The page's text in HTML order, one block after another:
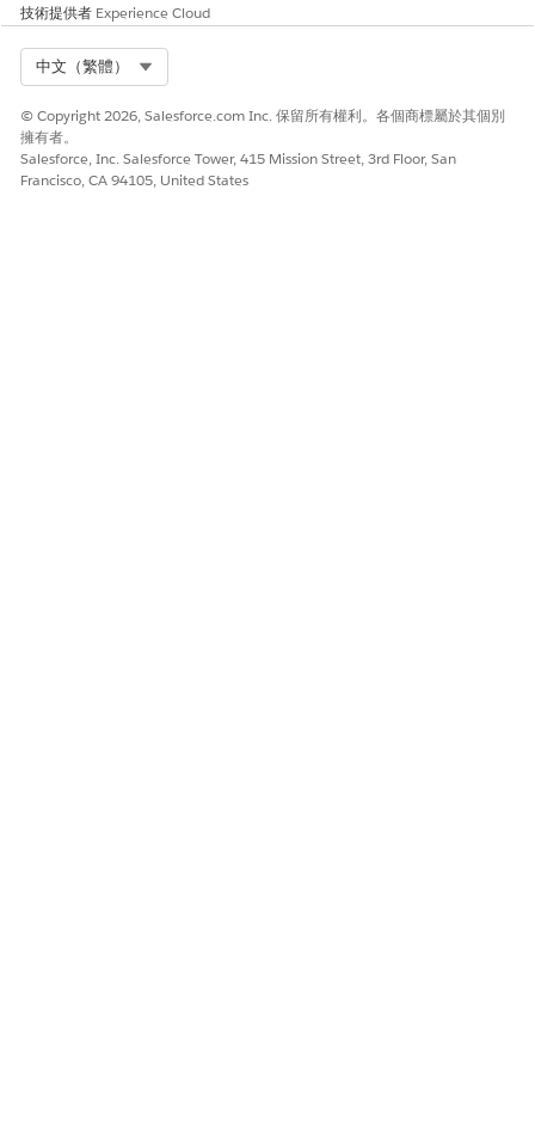
技術提供者 Experience Cloud
中文（繁體）
© Copyright 2026, Salesforce.com Inc. 保留所有權利。各個商標屬於其個別
擁有者。
Salesforce, Inc. Salesforce Tower, 415 Mission Street, 3rd Floor, San
Francisco, CA 94105, United States